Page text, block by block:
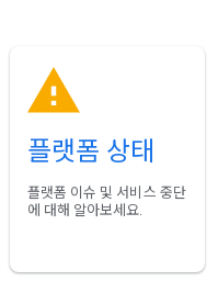
플랫폼 상태
플랫폼 이슈 및 서비스 중단
에 대해 알아보세요.